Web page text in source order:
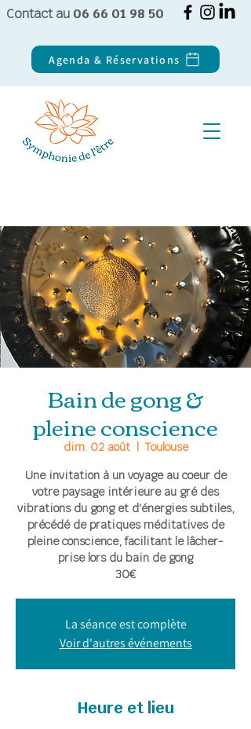
Contact au 06 66 01 98 50
Agenda & Réservations
Bain de gong &
pleine conscience
dim. 02 août
  |
Toulouse
Une invitation à un voyage au coeur de
votre paysage intérieure au gré des
vibrations du gong et d'énergies subtiles,
précédé de pratiques méditatives de
pleine conscience, facilitant le lâcher-
prise lors du bain de gong
30€
La séance est complète
Voir d'autres événements
Heure et lieu